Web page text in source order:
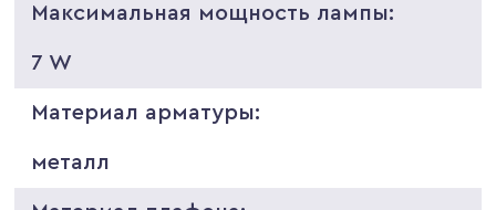
Максимальная мощность лампы:
7 W
Материал арматуры:
металл